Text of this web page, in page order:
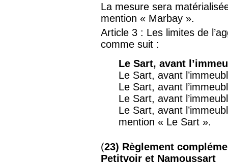
La mesure sera
mention « Marbay ».
Article 3 : Les limites de
comme suit :
Le Sart, avant
Le Sart, avant
Le Sart, avant
Le Sart, avant
Le Sart, avant
mention « Le Sart ».
(23) Règlement
Petitvoir et Namoussart